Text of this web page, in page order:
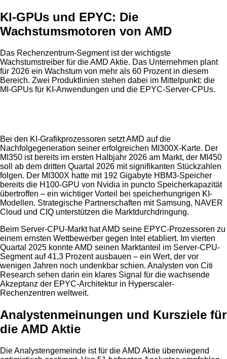
KI-GPUs und EPYC: Die
Wachstumsmotoren von AMD
Das Rechenzentrum-Segment ist der wichtigste
Wachstumstreiber für die AMD Aktie. Das Unternehmen plant
für 2026 ein Wachstum von mehr als 60 Prozent in diesem
Bereich. Zwei Produktlinien stehen dabei im Mittelpunkt: die
MI-GPUs für KI-Anwendungen und die EPYC-Server-CPUs.
Bei den KI-Grafikprozessoren setzt AMD auf die
Nachfolgegeneration seiner erfolgreichen MI300X-Karte. Der
MI350 ist bereits im ersten Halbjahr 2026 am Markt, der MI450
soll ab dem dritten Quartal 2026 mit signifikanten Stückzahlen
folgen. Der MI300X hatte mit 192 Gigabyte HBM3-Speicher
bereits die H100-GPU von Nvidia in puncto Speicherkapazität
übertroffen – ein wichtiger Vorteil bei speicherhungrigen KI-
Modellen. Strategische Partnerschaften mit Samsung, NAVER
Cloud und CIQ unterstützen die Marktdurchdringung.
Beim Server-CPU-Markt hat AMD seine EPYC-Prozessoren zu
einem ernsten Wettbewerber gegen Intel etabliert. Im vierten
Quartal 2025 konnte AMD seinen Marktanteil im Server-CPU-
Segment auf 41,3 Prozent ausbauen – ein Wert, der vor
wenigen Jahren noch undenkbar schien. Analysten von Citi
Research sehen darin ein klares Signal für die wachsende
Akzeptanz der EPYC-Architektur in Hyperscaler-
Rechenzentren weltweit.
Analystenmeinungen und Kursziele für
die AMD Aktie
Die Analystengemeinde ist für die AMD Aktie überwiegend